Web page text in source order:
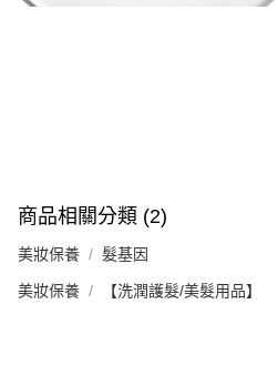
商品相關分類 (2)
美妝保養 髮基因
美妝保養 【洗潤護髮/美髮用品】